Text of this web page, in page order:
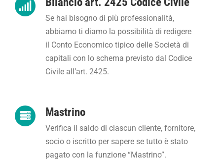
Se hai bisogno di più professionalità,
abbiamo ti diamo la possibilità di redigere
il Conto Economico tipico delle Società di
capitali con lo schema previsto dal Codice
Civile all’art. 2425.
Mastrino
Verifica il saldo di ciascun cliente, fornitore,
socio o iscritto per sapere se tutto è stato
pagato con la funzione “Mastrino”.